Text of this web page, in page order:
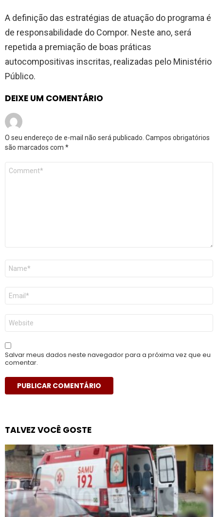
A definição das estratégias de atuação do programa é
de responsabilidade do Compor. Neste ano, será
repetida a premiação de boas práticas
autocompositivas inscritas, realizadas pelo Ministério
Público.
DEIXE UM COMENTÁRIO
O seu endereço de e-mail não será publicado. Campos obrigatórios
são marcados com *
Comentário
Nome
E-
mail
*
Site
Salvar meus dados neste navegador para a próxima vez que eu
comentar.
TALVEZ VOCÊ GOSTE